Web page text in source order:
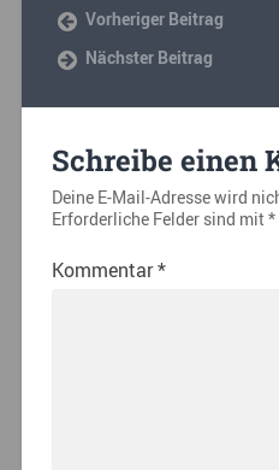
Vorheriger Beitrag
Nächster Beitrag
Schreibe einen
Deine E-Mail-Adresse wird
Erforderliche Felder sind mit*
Kommentar*